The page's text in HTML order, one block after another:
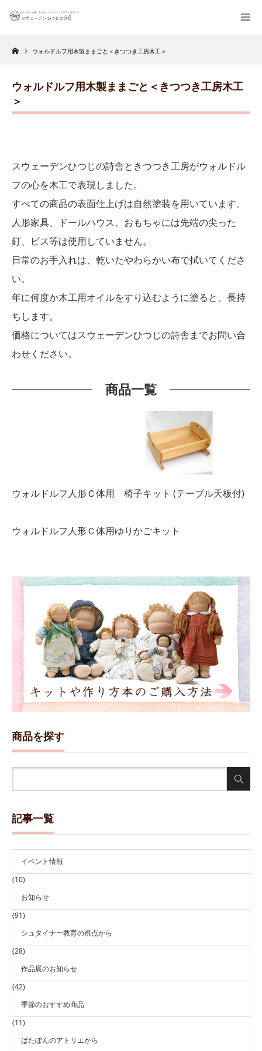
Home ウォルドルフ用木製ままごと＜きつつき工房木工＞
ウォルドルフ用木製ままごと＜きつつき工房木工
＞
スウェーデンひつじの詩舎ときつつき工房がウォルドル
フの心を木工で表現しました。
すべての商品の表面仕上げは自然塗装を用いています。
人形家具、ドールハウス、おもちゃには先端の尖った
釘、ビス等は使用していません。
日常のお手入れは、乾いたやわらかい布で拭いてくださ
い。
年に何度か木工用オイルをすり込むように塗ると、長持
ちします。
価格についてはスウェーデンひつじの詩舎までお問い合
わせください。
商品一覧
ウォルドルフ人形Ｃ体用 椅子キット (テーブル天板付)
ウォルドルフ人形Ｃ体用ゆりかごキット
商品を探す
記事一覧
イベント情報
(10)
お知らせ
(91)
シュタイナー教育の視点から
(28)
作品展のお知らせ
(42)
季節のおすすめ商品
(11)
ぱたぽんのアトリエから